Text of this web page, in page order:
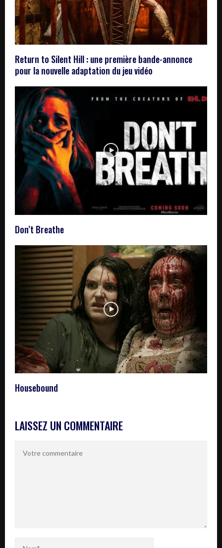
Return to Silent Hill : une première bande-annonce
pour la nouvelle adaptation du jeu vidéo
Don’t Breathe
Housebound
LAISSEZ UN COMMENTAIRE